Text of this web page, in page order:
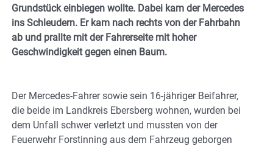
Grundstück einbiegen wollte. Dabei kam der Mercedes
ins Schleudern. Er kam nach rechts von der Fahrbahn
ab und prallte mit der Fahrerseite mit hoher
Geschwindigkeit gegen einen Baum.
Der Mercedes-Fahrer sowie sein 16-jähriger Beifahrer,
die beide im Landkreis Ebersberg wohnen, wurden bei
dem Unfall schwer verletzt und mussten von der
Feuerwehr Forstinning aus dem Fahrzeug geborgen